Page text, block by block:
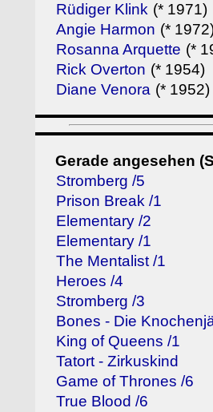
Rüdiger Klink (* 1971)
Angie Harmon (*
Rosanna Arquette (*
Rick Overton (* 1954)
Diane Venora (* 1952)
Gerade angesehen
Stromberg /5
Prison Break /1
Elementary /2
Elementary /1
The Mentalist /1
Heroes /4
Stromberg /3
Bones - Die
King of Queens /1
Tatort - Zirkuskind
Game of Thrones /6
True Blood /6